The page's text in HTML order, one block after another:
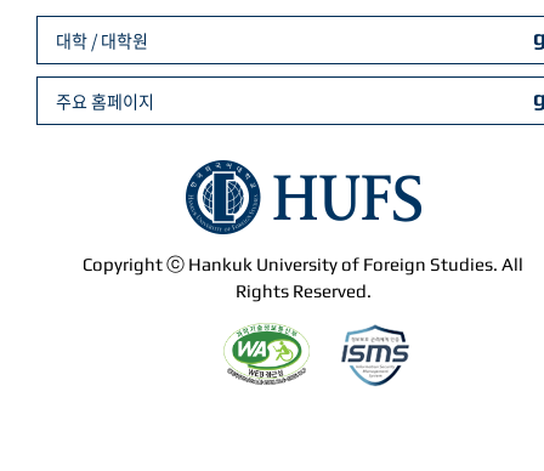
Copyright ⓒ Hankuk University of Foreign Studies. All
Rights Reserved.
대학 / 대학원
주요 홈페이지